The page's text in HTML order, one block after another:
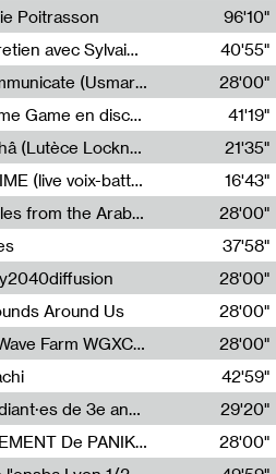
Poitrasson
96'10"
Anatomie du Tomason, entretien avec Sylvain Cardonnel
40'55"
Radia Show #1095 : To Communicate (Usmaradio)
28'00"
Light turbulences #2 : Jérôme Game en discussion avec Thomas Corlin
41'19"
Light turbulences #3 : Le Châ (Lutèce Lockness)
21'35"
Light turbulences #1 : ON TIME (live voix-batterie) avec Jérôme Game & Jean-Michel Espitallier
16'43"
Radia Show #1094 Chronicles from the Arab Cold War by Ghazi Barakat
28'00"
37'58"
28'00"
Around Us
28'00"
Radia Show #1090 : Radia Wave Farm WGXC Corey De Juan Sherrard Jr Startalk
28'00"
42'59"
Regilote / Live avec les étudiant·es de 3e année de l'EMA
Nima Henryon,Athéna Noël,Amir Genillon,Ibourayane Ahmadi,Manelle Cherrih,Honorine Gibello,John Weeber,Manon Joseph
29'20"
Radia Show #1089 : MOUVEMENT De PANIK (Radio Panik)
28'00"